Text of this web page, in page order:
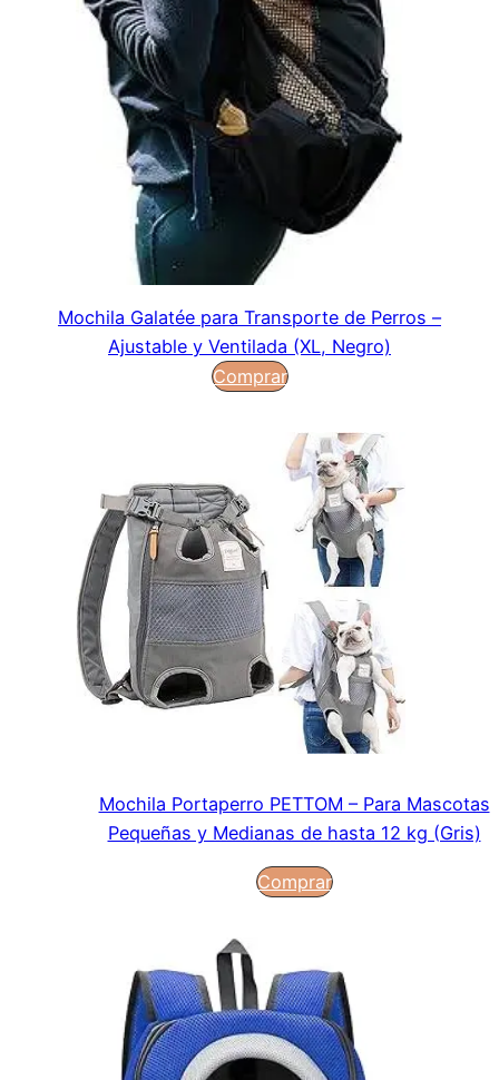
Mochila Galatée para Transporte de Perros –
Ajustable y Ventilada (XL, Negro)
Comprar
Mochila Portaperro PETTOM – Para Mascotas
Pequeñas y Medianas de hasta 12 kg (Gris)
Comprar